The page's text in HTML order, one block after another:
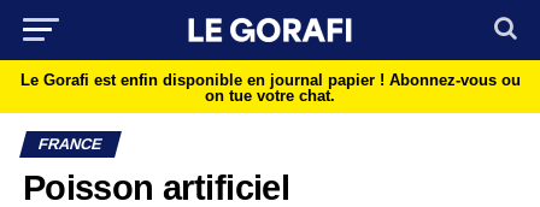
Le Gorafi est enfin disponible en journal papier ! Abonnez-vous ou
on tue votre chat.
FRANCE
Poisson artificiel